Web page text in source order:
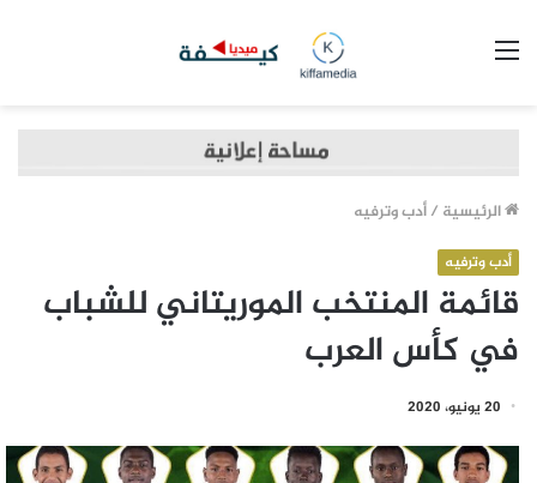
القائمة
الرئيسية /أدب وترفيه
أدب وترفيه
قائمة المنتخب الموريتاني للشباب
في كأس العرب
20 يونيو، 2020